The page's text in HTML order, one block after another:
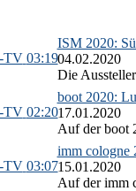
03:19
ISM 2020:
04.02.2020
Die
02:20
boot 2020:
17.01.2020
Auf der boot
03:07
imm cologne
15.01.2020
Auf der imm